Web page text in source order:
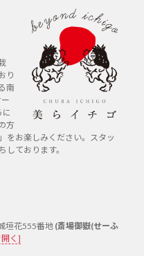
り
南
方
をお楽しみください。スタッ
しております。
垣花555番地 (斎場御嶽(せーふ
く]